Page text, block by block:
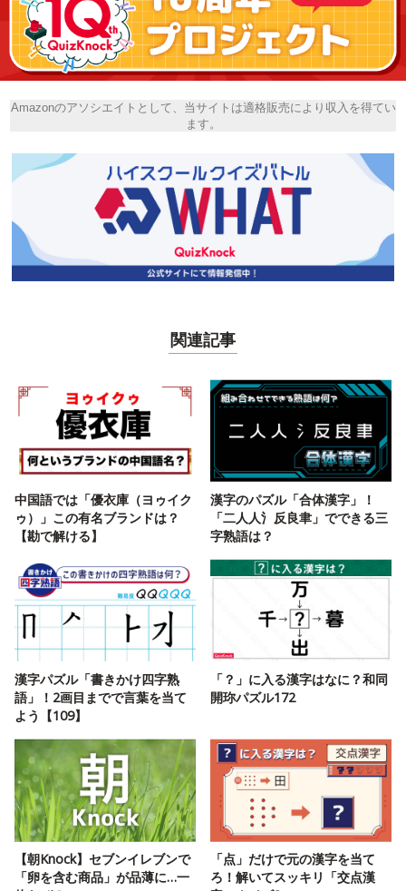
Amazonのアソシエイトとして、当サイトは適格販売により収入を得てい
ます。
関連記事
中国語では「優衣庫（ヨゥイク
ゥ）」この有名ブランドは？
【勘で解ける】
漢字のパズル「合体漢字」！
「二人人氵反良聿」でできる三
字熟語は？
漢字パズル「書きかけ四字熟
語」！2画目までで言葉を当て
よう【109】
「？」に入る漢字はなに？和同
開珎パズル172
【朝Knock】セブンイレブンで
「卵を含む商品」が品薄に…一
「点」だけで元の漢字を当て
ろ！解いてスッキリ「交点漢